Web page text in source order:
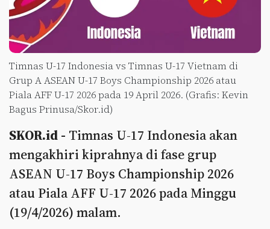
Timnas U-17 Indonesia vs Timnas U-17 Vietnam di
Grup A ASEAN U-17 Boys Championship 2026 atau
Piala AFF U-17 2026 pada 19 April 2026. (Grafis: Kevin
Bagus Prinusa/Skor.id)
SKOR.id - Timnas U-17 Indonesia akan
mengakhiri kiprahnya di fase grup
ASEAN U-17 Boys Championship 2026
atau Piala AFF U-17 2026 pada Minggu
(19/4/2026) malam.